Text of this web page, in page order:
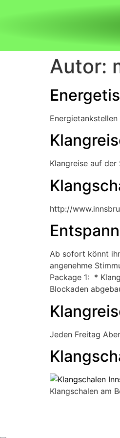
Autor:
Klangreise auf
http://
Ab sofort könnt
angenehme
Package 1: *
Blockaden
Jeden Freitag
Klangschalen am